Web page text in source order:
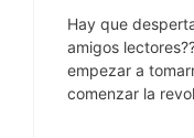
Hay que
amigos
empezar a
comenzar la